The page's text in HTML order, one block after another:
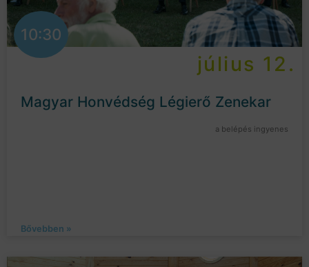
10:30
július 12.
Magyar Honvédség Légierő Zenekar
a belépés ingyenes
Bővebben »